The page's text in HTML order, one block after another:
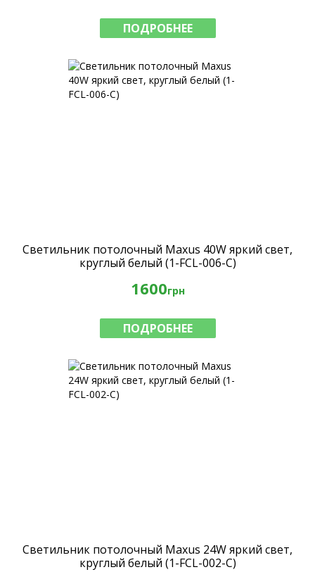
ПОДРОБНЕЕ
Светильник потолочный Maxus 40W яркий свет,
круглый белый (1-FCL-006-C)
1600грн
ПОДРОБНЕЕ
Светильник потолочный Maxus 24W яркий свет,
круглый белый (1-FCL-002-C)